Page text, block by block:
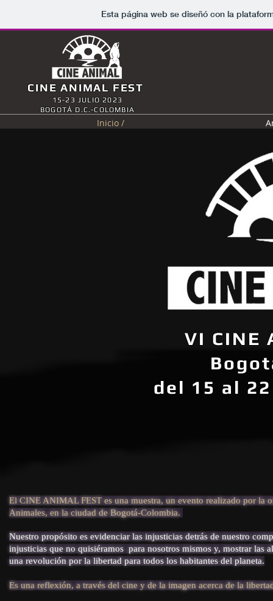
Esta página web se diseñó con la
CINE ANIMAL FEST
15-23 JULIO 2023
BOGOTÁ D.C.-COLOMBIA
Inicio /
VI CINE
del 15 al
El CINE ANIMAL FEST es una muestra, un evento realizado por
Animales, en la ciudad de Bogotá-Colombia.
Nuestro propósito es evidenciar las injusticias detrás de nuestro
injusticias que no quisiéramos para nosotros mismos y, mostrar las
una revolución por la libertad para todos los habitantes del planeta.
Es una reflexión, a través del cine y de la imagen acerca de la